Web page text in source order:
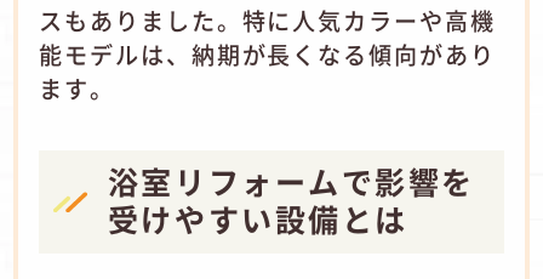
スもありました。特に人気カラーや高機
能モデルは、納期が長くなる傾向があり
ます。
浴室リフォームで影響を
受けやすい設備とは